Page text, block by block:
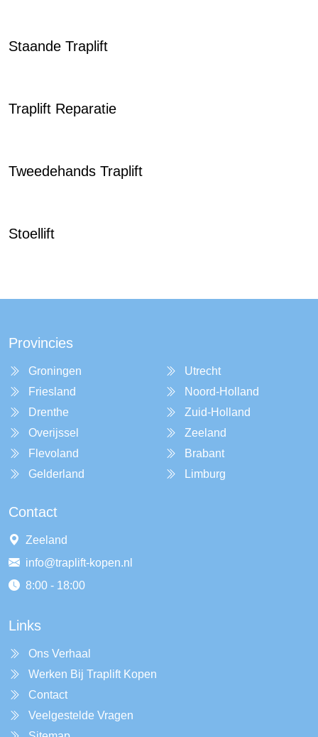
Staande Traplift
Traplift Reparatie
Tweedehands Traplift
Stoellift
Provincies
Groningen
Friesland
Drenthe
Overijssel
Flevoland
Gelderland
Utrecht
Noord-Holland
Zuid-Holland
Zeeland
Brabant
Limburg
Contact
Zeeland
info@traplift-kopen.nl
8:00 - 18:00
Links
Ons Verhaal
Werken Bij Traplift Kopen
Contact
Veelgestelde Vragen